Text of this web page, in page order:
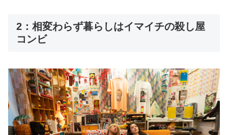
2：相変わらず暮らしはイマイチの殺し屋
コンビ